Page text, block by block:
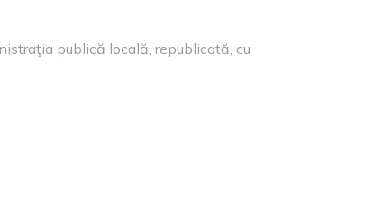
publică locală, republicată, cu